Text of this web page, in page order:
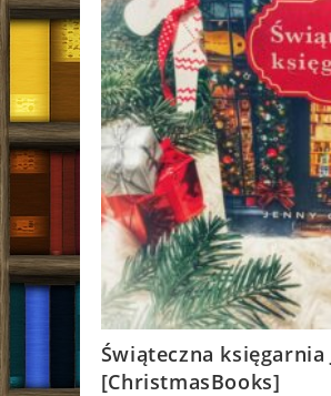
Świąteczna księgarnia
[ChristmasBooks]